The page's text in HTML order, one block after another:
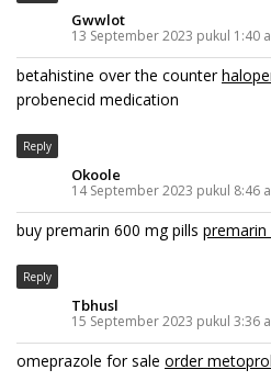
Gwwlot
13 September 2023 pukul 1:40
betahistine over the counter
probenecid medication
Reply
Okoole
14 September 2023 pukul 8:46
buy premarin 600 mg pills premarin
Reply
Tbhusl
15 September 2023 pukul 3:36
omeprazole for sale order